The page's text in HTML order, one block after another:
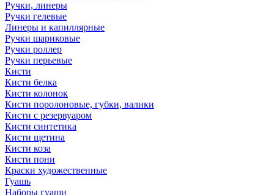
Ручки, линеры
Ручки гелевые
Линеры и капиллярные
Ручки шариковые
Ручки роллер
Ручки перьевые
Кисти
Кисти белка
Кисти колонок
Кисти поролоновые, губки, валики
Кисти с резервуаром
Кисти синтетика
Кисти щетина
Кисти коза
Кисти пони
Краски художественные
Гуашь
Наборы гуаши